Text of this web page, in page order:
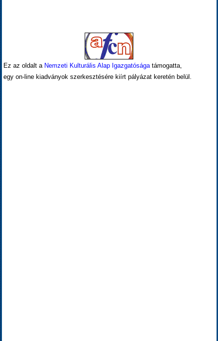
Ez az oldalt a Nemzeti Kulturális Alap Igazgatóságatámogatta,
egy on-line kiadványok szerkesztésére kiírt pályázat keretén belül.